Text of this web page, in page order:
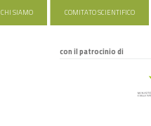
CHI SIAMO COMITATO SCIENTIFICO
con il patrocinio di